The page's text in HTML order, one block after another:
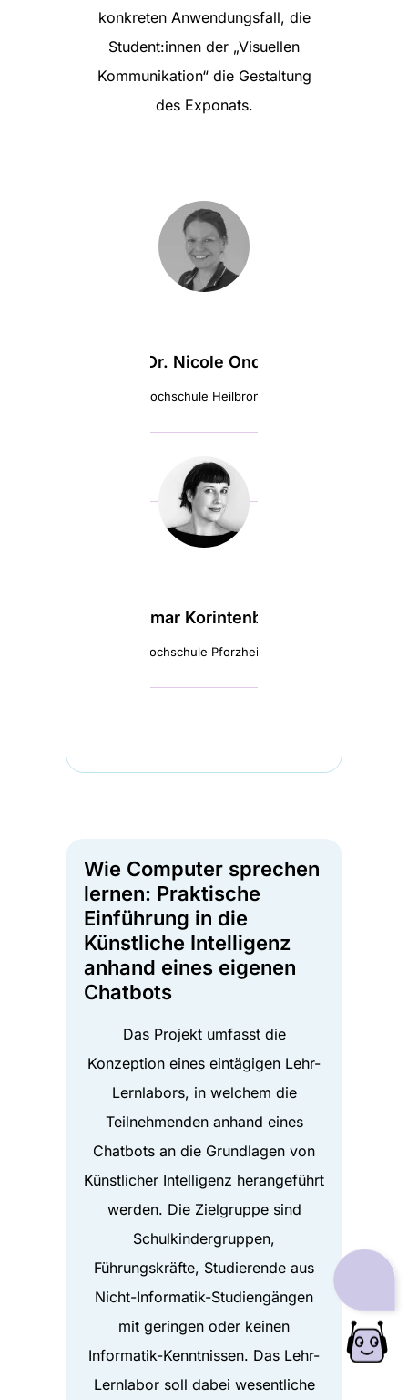
konkreten Anwendungsfall, die
Student:innen der „Visuellen
Kommunikation“ die Gestaltung
des Exponats.
Prof. Dr. Nicole Ondrusch
Hochschule Heilbronn
Dagmar Korintenberg
Hochschule Pforzheim
Wie Computer sprechen
lernen: Praktische
Einführung in die
Künstliche Intelligenz
anhand eines eigenen
Chatbots
Das Projekt umfasst die
Konzeption eines eintägigen Lehr-
Lernlabors, in welchem die
Teilnehmenden anhand eines
Chatbots an die Grundlagen von
Künstlicher Intelligenz herangeführt
werden. Die Zielgruppe sind
Schulkindergruppen,
Führungskräfte, Studierende aus
Nicht-Informatik-Studiengängen
mit geringen oder keinen
Informatik-Kenntnissen. Das Lehr-
Lernlabor soll dabei wesentliche